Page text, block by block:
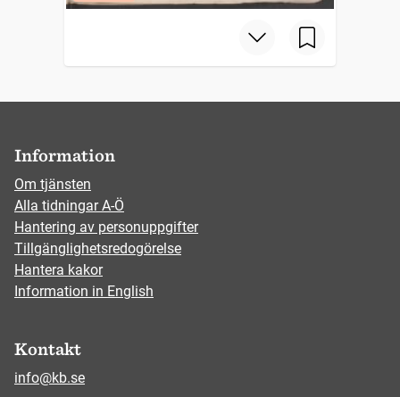
Information
Om tjänsten
Alla tidningar A-Ö
Hantering av personuppgifter
Tillgänglighetsredogörelse
Hantera kakor
Information in English
Kontakt
info@kb.se